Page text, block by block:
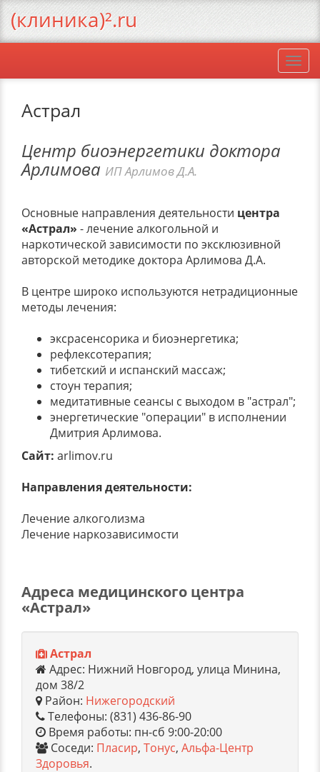
Астрал
Центр биоэнергетики доктора
Арлимова ИП Арлимов Д.А.
Основные направления деятельности центра
«Астрал» - лечение алкогольной и
наркотической зависимости по эксклюзивной
авторской методике доктора Арлимова Д.А.
В центре широко используются нетрадиционные
методы лечения:
эксрасенсорика и биоэнергетика;
рефлексотерапия;
тибетский и испанский массаж;
стоун терапия;
медитативные сеансы с выходом в "астрал";
энергетические "операции" в исполнении
Дмитрия Арлимова.
Сайт: arlimov.ru
Направления деятельности:
Лечение алкоголизма
Лечение наркозависимости
Адреса медицинского центра
«Астрал»
Астрал
Адрес: Нижний Новгород, улица Минина,
дом 38/2
Район: Нижегородский
Телефоны: (831) 436-86-90
Время работы: пн-сб 9:00-20:00
Соседи: Пласир, Тонус, Альфа-Центр
Здоровья.
(клиника)².ru